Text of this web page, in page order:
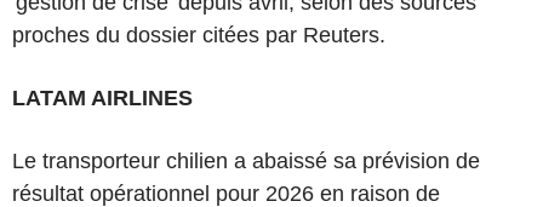
proches du dossier citées par Reuters.
LATAM AIRLINES
Le transporteur chilien a abaissé sa prévision de
résultat opérationnel pour 2026 en raison de